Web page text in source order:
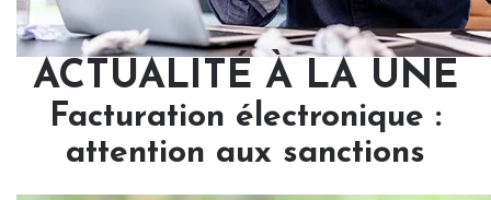
ACTUALITÉ À LA UNE
Facturation électronique :
attention aux sanctions